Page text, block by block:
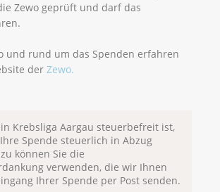
Zewo geprüft und darf das
und rund um das Spenden erfahren
der Zewo.
Krebsliga Aargau steuerbefreit ist,
Spende steuerlich in Abzug
können Sie die
verwenden, die wir Ihnen
Ihrer Spende per Post senden.